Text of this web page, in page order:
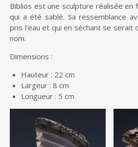
Biblios est une sculpture réalisée en
qui a été sablé. Sa ressemblance
pris l’eau et qui en séchant se serait
nom.
Dimensions :
Hauteur : 22 cm
Largeur : 8 cm
Longueur : 5 cm